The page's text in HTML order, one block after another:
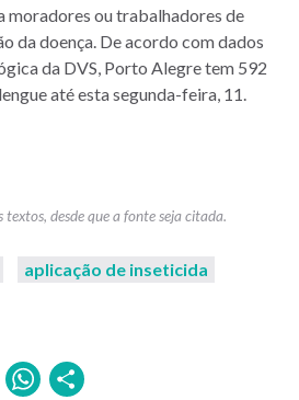
moradores ou trabalhadores de
da doença. De acordo com dados
da DVS, Porto Alegre tem 592
até esta segunda-feira, 11.
aplicação de inseticida
TwitterWhatsApp